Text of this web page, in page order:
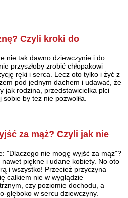
Czyli kroki do
nie tak dawno dziewczynie i do
przyszłoby zrobić chłopakowi
ręki i serca. Lecz oto tylko i żyć z
pod jednym dachem i udawać, że
jak rodzina, przedstawicielka płci
sobie by też nie pozwoliła.
za mąż? Czyli jak nie
"Dlaczego nie mogę wyjść za mąż"?
nawet piękne i udane kobiety. No oto
i wszystko! Przecież przyczyna
całkiem nie w wyglądzie
czy poziomie dochodu, a
głęboko w sercu dziewczyny.